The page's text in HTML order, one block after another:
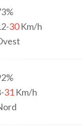
%
-30Km/h
%
-31 Km/h